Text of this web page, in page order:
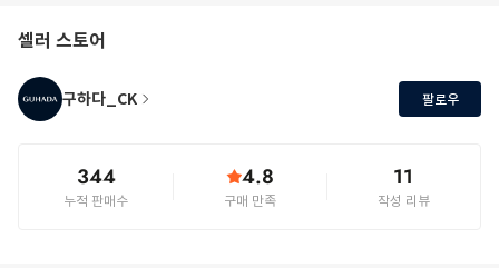
셀러 스토어
구하다_CK 팔로우
344
누적 판매수
4.8
구매 만족
11
작성 리뷰